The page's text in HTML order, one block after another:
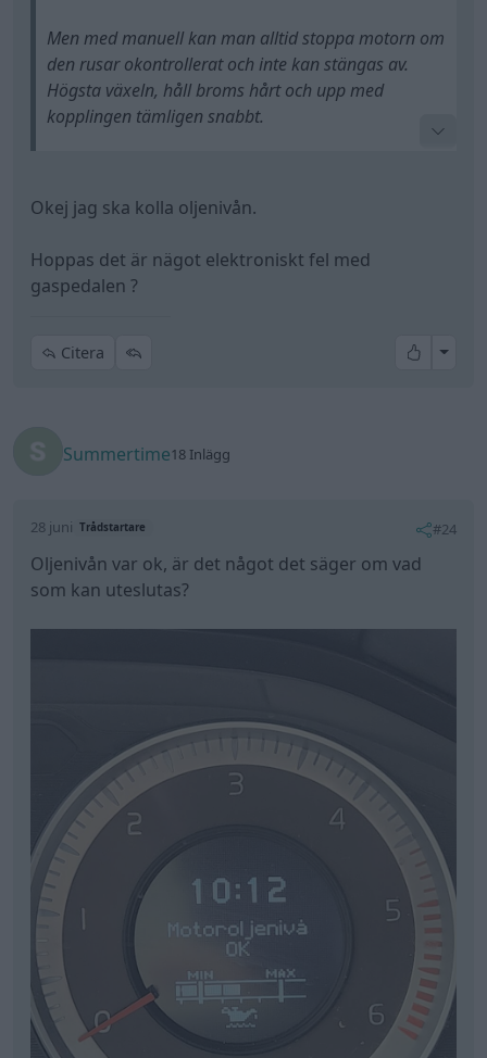
Men med manuell kan man alltid stoppa motorn om
den rusar okontrollerat och inte kan stängas av.
Högsta växeln, håll broms hårt och upp med
kopplingen tämligen snabbt.
oljenivån. Moderna dieslar SKA ha varning för
ökande nivå, dvs späds ut med diesel, villet orsakar
Men för att avgöra om felet är elektroniska signalen
upp mot analysutrustning.
Men då stannar den nere.
Okej jag ska kolla oljenivån.
Hoppas det är nägot elektroniskt fel med
gaspedalen ?
Citera All
Summertime18 Inlägg
28 juni Trådstartare #24
Oljenivån var ok, är det något det säger om vad
som kan uteslutas?